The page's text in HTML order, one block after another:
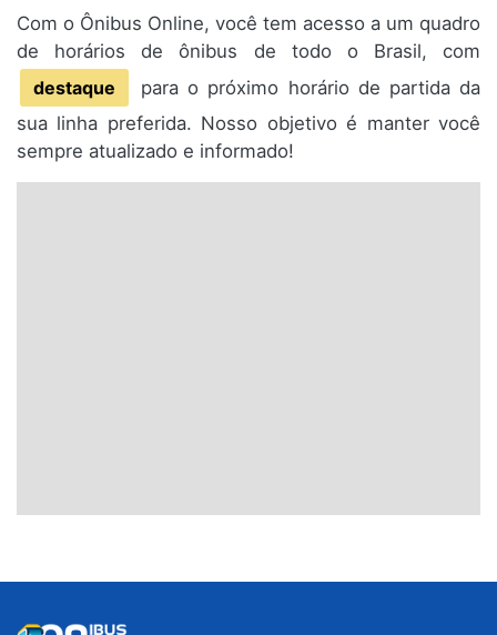
Com o Ônibus Online, você tem acesso a um quadro
de horários de ônibus de todo o Brasil, com
destaque
para o próximo horário de partida da
sua linha preferida. Nosso objetivo é manter você
sempre atualizado e informado!